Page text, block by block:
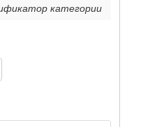
категории